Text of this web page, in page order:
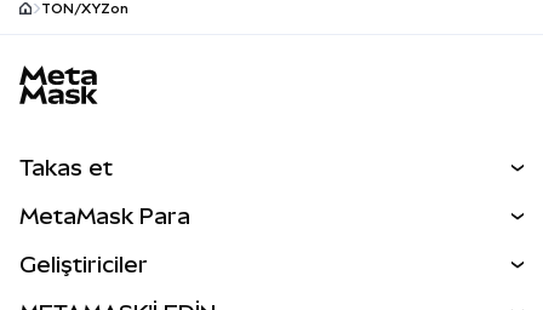
TON/XYZon
Takas et
Perps
MetaMask Para
Geliştiriciler